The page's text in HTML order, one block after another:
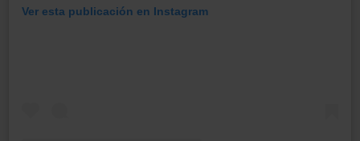
Ver esta publicación en Instagram